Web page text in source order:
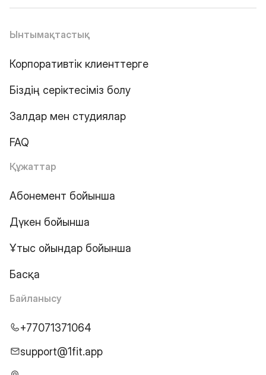
Ынтымақтастық
Корпоративтік клиенттерге
Біздің серіктесіміз болу
Залдар мен студиялар
FAQ
Құжаттар
Абонемент бойынша
Дүкен бойынша
Ұтыс ойындар бойынша
Басқа
Байланысу
+77071371064
support@1fit.app